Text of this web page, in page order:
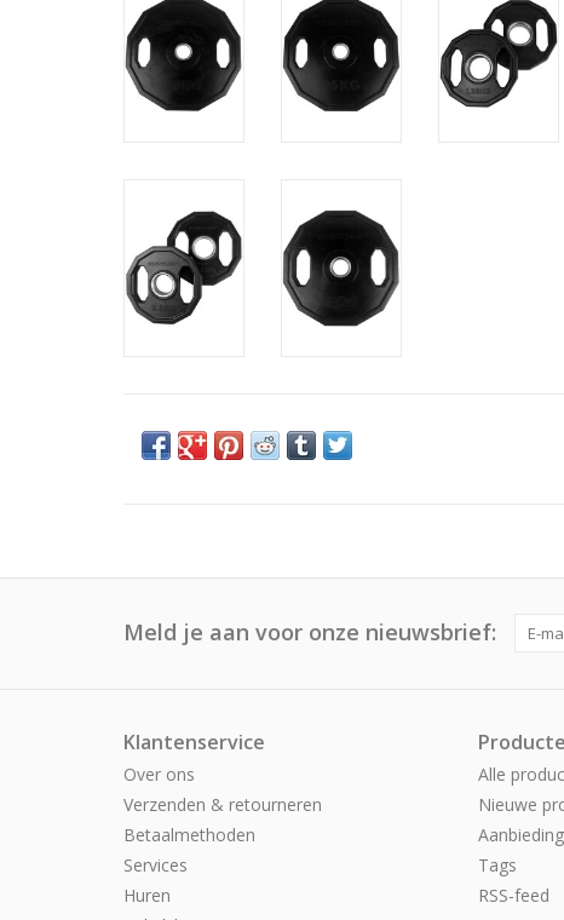
Meld je aan voor onze nieuwsbrief:
Klantenservice
Over ons
Verzenden & retourneren
Betaalmethoden
Services
Huren
Alle
Nieuwe
Tags
RSS-feed